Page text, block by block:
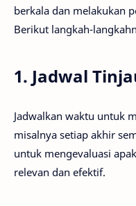
berkala dan melakukan
Berikut langkah-
1. Jadwal
Jadwalkan waktu untuk
misalnya setiap akhir
untuk mengevaluasi
relevan dan efektif.